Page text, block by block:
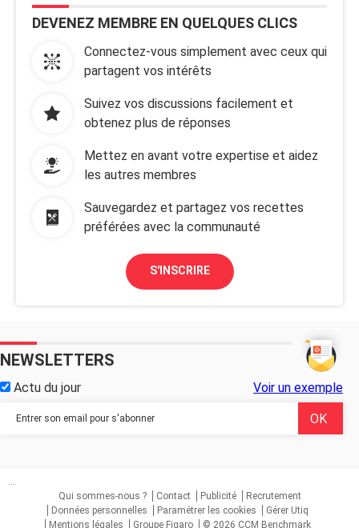
DEVENEZ MEMBRE EN QUELQUES CLICS
Connectez-vous simplement avec ceux qui
partagent vos intérêts
Suivez vos discussions facilement et
obtenez plus de réponses
Mettez en avant votre expertise et aidez
les autres membres
Sauvegardez et partagez vos recettes
préférées avec la communauté
S'INSCRIRE
NEWSLETTERS
Actu du jour Voir un exemple
...
Qui sommes-nous ?
Contact Publicité
Recrutement
Données personnelles
Paramétrer les cookies
Gérer Utiq
Mentions légales
Groupe Figaro © 2026 CCM Benchmark